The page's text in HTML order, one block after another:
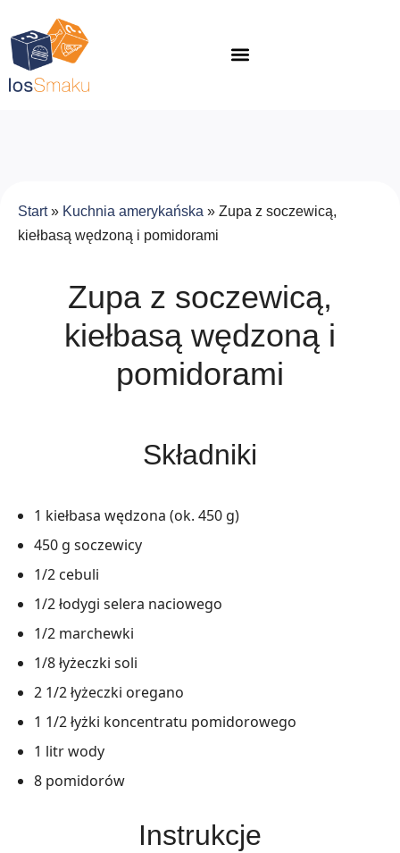
Start» Kuchnia amerykańska » Zupa z soczewicą,
kiełbasą wędzoną i pomidorami
Zupa z soczewicą,
kiełbasą wędzoną i
pomidorami
Składniki
1 kiełbasa wędzona (ok. 450 g)
450 g soczewicy
1/2 cebuli
1/2 łodygi selera naciowego
1/2 marchewki
1/8 łyżeczki soli
2 1/2 łyżeczki oregano
1 1/2 łyżki koncentratu pomidorowego
1 litr wody
8 pomidorów
Instrukcje